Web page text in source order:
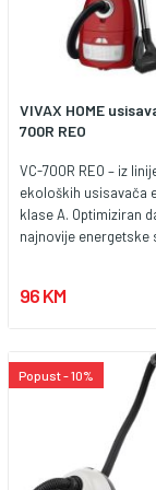
VIVAX HOME
700R REO
VC-700R REO – iz
ekoloških usisavača
klase A. Optimiziran
najnovije energetske
ne smiju imati snagu
900W. Novi VIVAX
potrošnju energije.
odredbe koje se
dugotrajnost motora,
buke, kapacitet
emisiju prašine, VIVAX
lakoćom zadovoljava.
96 KM
Popust - 10%